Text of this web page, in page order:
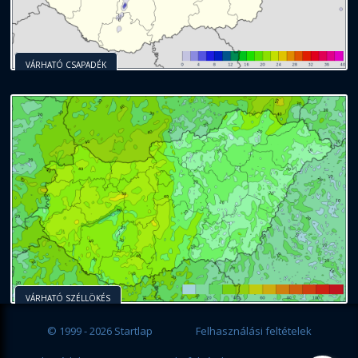
VÁRHATÓ CSAPADÉK
VÁRHATÓ SZÉLLÖKÉS
© 1999 - 2026 Startlap Felhasználási feltételek